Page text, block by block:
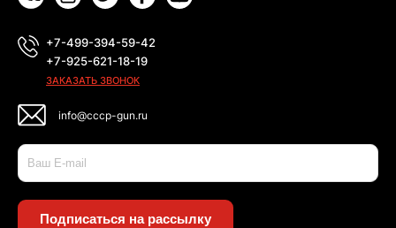
+7-499-394-59-42
+7-925-621-18-19
ЗАКАЗАТЬ ЗВОНОК
info@cccp-gun.ru
Подписаться на рассылку